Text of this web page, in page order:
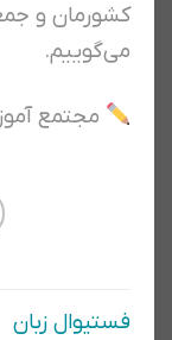
کشورمان و
می‌گوییم.
مجتمع
فستیوال زبان